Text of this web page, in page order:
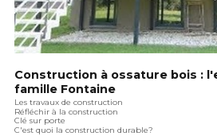
Construction à ossature bois :
famille Fontaine
Les travaux de construction
Réfléchir à la construction
Clé sur porte
C'est quoi la construction durable?